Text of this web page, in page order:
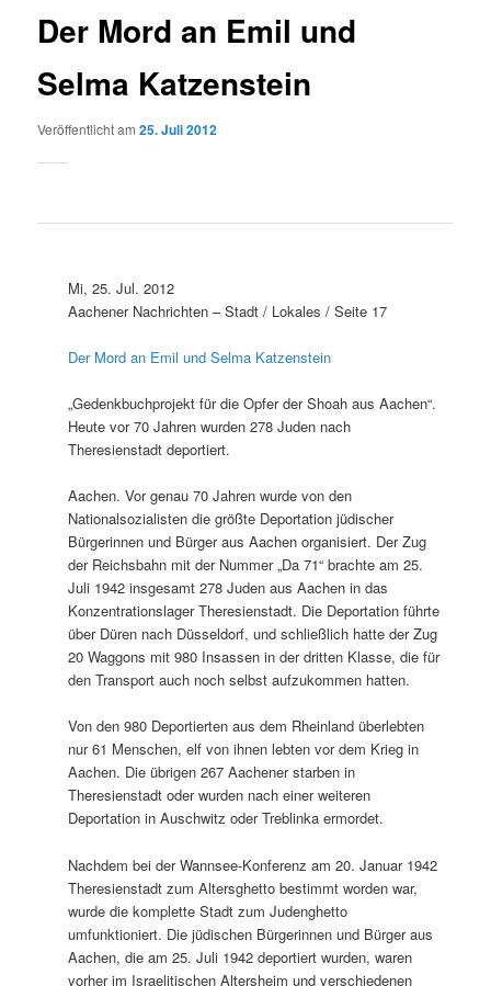
Der Mord an Emil und
Selma Katzenstein
Veröffentlicht am25. Juli 2012
Mi, 25. Jul. 2012
Aachener Nachrichten – Stadt / Lokales / Seite 17
Der Mord an Emil und Selma Katzenstein
„Gedenkbuchprojekt für die Opfer der Shoah aus Aachen“.
Heute vor 70 Jahren wurden 278 Juden nach
Theresienstadt deportiert.
Aachen. Vor genau 70 Jahren wurde von den
Nationalsozialisten die größte Deportation jüdischer
Bürgerinnen und Bürger aus Aachen organisiert. Der Zug
der Reichsbahn mit der Nummer „Da 71“ brachte am 25.
Juli 1942 insgesamt 278 Juden aus Aachen in das
Konzentrationslager Theresienstadt. Die Deportation führte
über Düren nach Düsseldorf, und schließlich hatte der Zug
20 Waggons mit 980 Insassen in der dritten Klasse, die für
den Transport auch noch selbst aufzukommen hatten.
Von den 980 Deportierten aus dem Rheinland überlebten
nur 61 Menschen, elf von ihnen lebten vor dem Krieg in
Aachen. Die übrigen 267 Aachener starben in
Theresienstadt oder wurden nach einer weiteren
Deportation in Auschwitz oder Treblinka ermordet.
Nachdem bei der Wannsee-Konferenz am 20. Januar 1942
Theresienstadt zum Altersghetto bestimmt worden war,
wurde die komplette Stadt zum Judenghetto
umfunktioniert. Die jüdischen Bürgerinnen und Bürger aus
Aachen, die am 25. Juli 1942 deportiert wurden, waren
vorher im Israelitischen Altersheim und verschiedenen